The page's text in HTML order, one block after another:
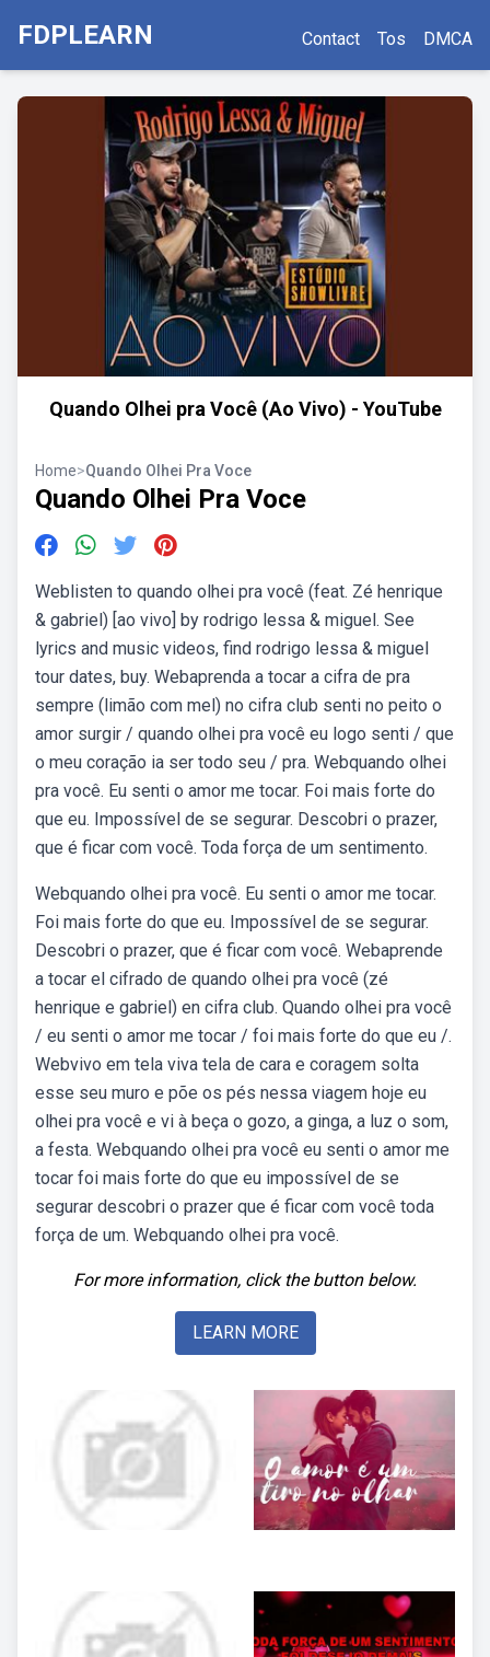
FDPLEARN Contact Tos DMCA
Quando Olhei pra Você (Ao Vivo) - YouTube
Home>Quando Olhei Pra Voce
Quando Olhei Pra Voce
Weblisten to quando olhei pra você (feat. Zé henrique
& gabriel) [ao vivo] by rodrigo lessa & miguel. See
lyrics and music videos, find rodrigo lessa & miguel
tour dates, buy. Webaprenda a tocar a cifra de pra
sempre (limão com mel) no cifra club senti no peito o
amor surgir / quando olhei pra você eu logo senti / que
o meu coração ia ser todo seu / pra. Webquando olhei
pra você. Eu senti o amor me tocar. Foi mais forte do
que eu. Impossível de se segurar. Descobri o prazer,
que é ficar com você. Toda força de um sentimento.
Webquando olhei pra você. Eu senti o amor me tocar.
Foi mais forte do que eu. Impossível de se segurar.
Descobri o prazer, que é ficar com você. Webaprende
a tocar el cifrado de quando olhei pra você (zé
henrique e gabriel) en cifra club. Quando olhei pra você
/ eu senti o amor me tocar / foi mais forte do que eu /.
Webvivo em tela viva tela de cara e coragem solta
esse seu muro e põe os pés nessa viagem hoje eu
olhei pra você e vi à beça o gozo, a ginga, a luz o som,
a festa. Webquando olhei pra você eu senti o amor me
tocar foi mais forte do que eu impossível de se
segurar descobri o prazer que é ficar com você toda
força de um. Webquando olhei pra você.
For more information, click the button below.
LEARN MORE